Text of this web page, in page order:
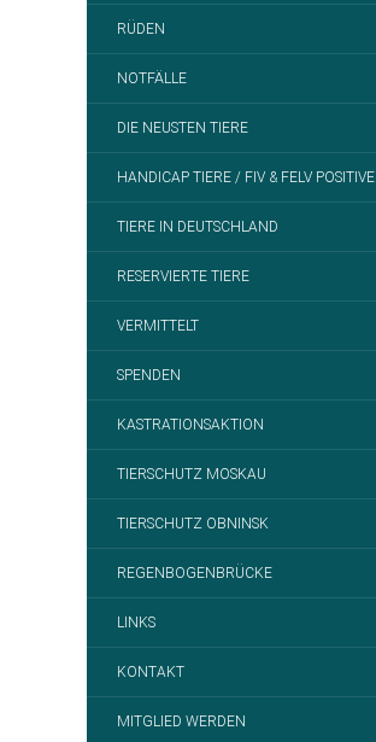
RÜDEN
NOTFÄLLE
DIE NEUSTEN TIERE
HANDICAP TIERE / FIV & FELV POSITIVE
TIERE IN DEUTSCHLAND
RESERVIERTE TIERE
VERMITTELT
SPENDEN
KASTRATIONSAKTION
TIERSCHUTZ MOSKAU
TIERSCHUTZ OBNINSK
REGENBOGENBRÜCKE
LINKS
KONTAKT
MITGLIED WERDEN